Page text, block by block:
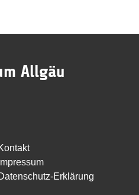
Allgäu
Impressum
Erklärung